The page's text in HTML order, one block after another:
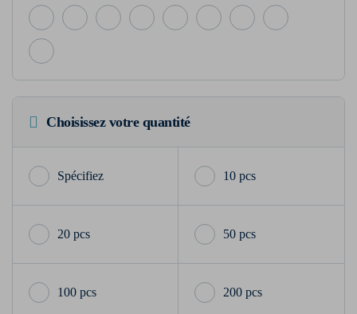
Choisissez votre quantité
10 pcs
20 pcs 50 pcs
100 pcs 200 pcs